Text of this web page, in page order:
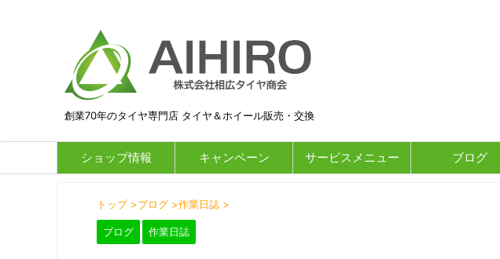
創業70年のタイヤ専門店 タイヤ＆ホイール販売・交換
ショップ情報 キャンペーン サービスメニュー ブログ
トップ >ブログ >作業日誌 >
ブログ 作業日誌